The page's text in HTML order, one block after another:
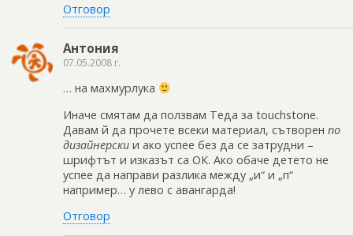
Отговор
Антония
07.05.2008 г.
… на махмурлука
Иначе смятам да ползвам Теда за touchstone.
Давам й да прочете всеки материал, сътворен по
дизайнерски и ако успее без да се затрудни –
шрифтът и изказът са ОК. Ако обаче детето не
успее да направи разлика между „и“ и „п“
например… у лево с авангарда!
Отговор